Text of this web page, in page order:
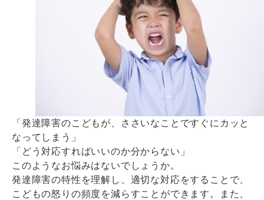
「発達障害のこどもが、ささいなことですぐにカッと
なってしまう」
「どう対応すればいいのか分からない」
このようなお悩みはないでしょうか。
発達障害の特性を理解し、適切な対応をすることで、
こどもの怒りの頻度を減らすことができます。また、